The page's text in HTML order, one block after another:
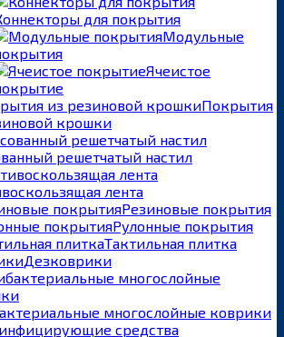
для покрытия
Модульные
Ячеистое
Покрытия
крошки
решетчатый настил
лента
Резиновые покрытия
Рулонные покрытия
Тактильная плитка
Дезковрики
многослойные коврики